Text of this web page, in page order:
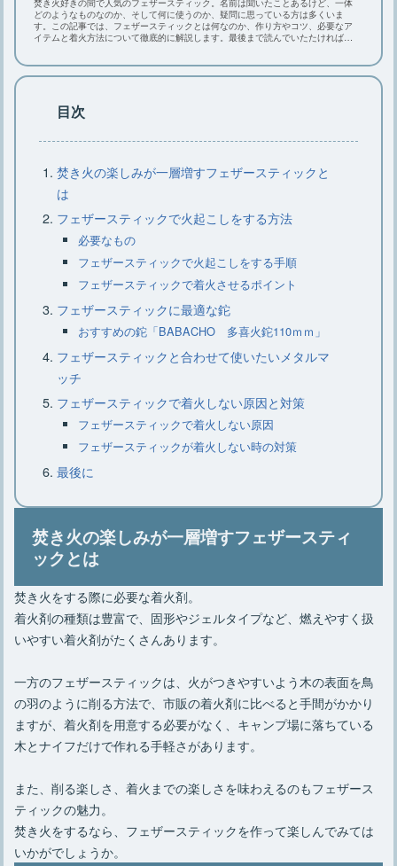
キャンプに枕は必要？キャンプにおす
すめなニトリの枕
すすめラックをご紹介
どのようなものなのか、そして何に使うのか、疑問に思っている方は多くいま
す。この記事では、フェザースティックとは何なのか、作り方やコツ、必要なア
イテムと着火方法について徹底的に解説します。最後まで読んでいたたければ、
目次
焚き火の楽しみが一層増すフェザースティックと
は
フェザースティックで火起こしをする方法
必要なもの
フェザースティックで火起こしをする手順
フェザースティックで着火させるポイント
フェザースティックに最適な鉈
おすすめの鉈「BABACHO 多喜火鉈110ｍｍ」
フェザースティックと合わせて使いたいメタルマ
ッチ
フェザースティックで着火しない原因と対策
フェザースティックで着火しない原因
フェザースティックが着火しない時の対策
最後に
焚き火の楽しみが一層増すフェザースティ
ックとは
焚き火をする際に必要な着火剤。
着火剤の種類は豊富で、固形やジェルタイプなど、燃えやすく扱
いやすい着火剤がたくさんあります。
一方のフェザースティックは、火がつきやすいよう木の表面を鳥
の羽のように削る方法で、市販の着火剤に比べると手間がかかり
ますが、着火剤を用意する必要がなく、キャンプ場に落ちている
木とナイフだけで作れる手軽さがあります。
また、削る楽しさ、着火までの楽しさを味わえるのもフェザース
ティックの魅力。
焚き火をするなら、フェザースティックを作って楽しんでみては
いかがでしょうか。